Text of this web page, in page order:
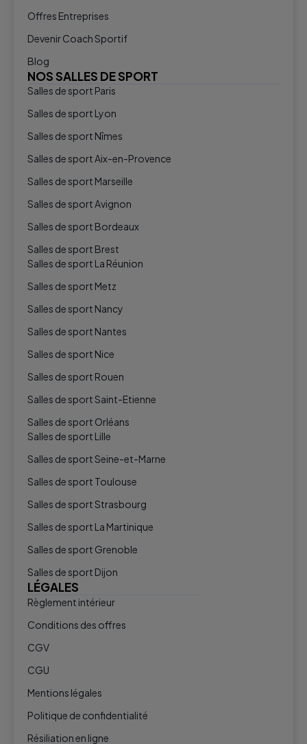
Offres Entreprises
Devenir Coach Sportif
Blog
NOS SALLES DE SPORT
Salles de sport Paris
Salles de sport Lyon
Salles de sport Nîmes
Salles de sport Aix-en-Provence
Salles de sport Marseille
Salles de sport Avignon
Salles de sport Bordeaux
Salles de sport Brest
Salles de sport La Réunion
Salles de sport Metz
Salles de sport Nancy
Salles de sport Nantes
Salles de sport Nice
Salles de sport Rouen
Salles de sport Saint-Etienne
Salles de sport Orléans
Salles de sport Lille
Salles de sport Seine-et-Marne
Salles de sport Toulouse
Salles de sport Strasbourg
Salles de sport La Martinique
Salles de sport Grenoble
Salles de sport Dijon
LÉGALES
Règlement intérieur
Conditions des offres
CGV
CGU
Mentions légales
Politique de confidentialité
Résiliation en ligne